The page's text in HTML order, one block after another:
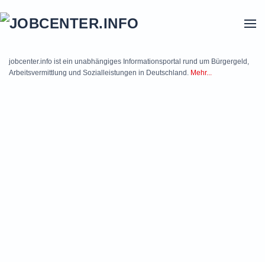
jobcenter.info ist ein unabhängiges Informationsportal rund um Bürgergeld,
Arbeitsvermittlung und Sozialleistungen in Deutschland. Mehr...